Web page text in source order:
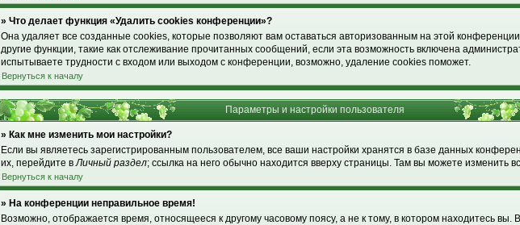
» Что делает функция «Удалить cookies конференции»?
Она удаляет все созданные cookies, которые позволяют вам оставаться авторизованным на этой
другие функции, такие как отслеживание прочитанных сообщений, если эта возможность включена
испытываете трудности с входом или выходом с конференции, возможно, удаление cookies поможет.
Вернуться к началу
Параметры и настройки пользователя
» Как мне изменить мои настройки?
Если вы являетесь зарегистрированным пользователем, все ваши настройки хранятся в базе данных
их, перейдите вЛичный раздел; ссылка на него обычно находится вверху страницы. Там вы можете изменить
Вернуться к началу
» На конференции неправильное время!
Возможно, отображается время, относящееся к другому часовому поясу, а не к тому, в котором находитесь вы.